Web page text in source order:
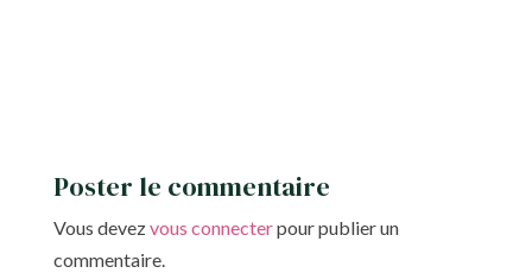
Poster le commentaire
Vous devezvous connecterpour publier un
commentaire.